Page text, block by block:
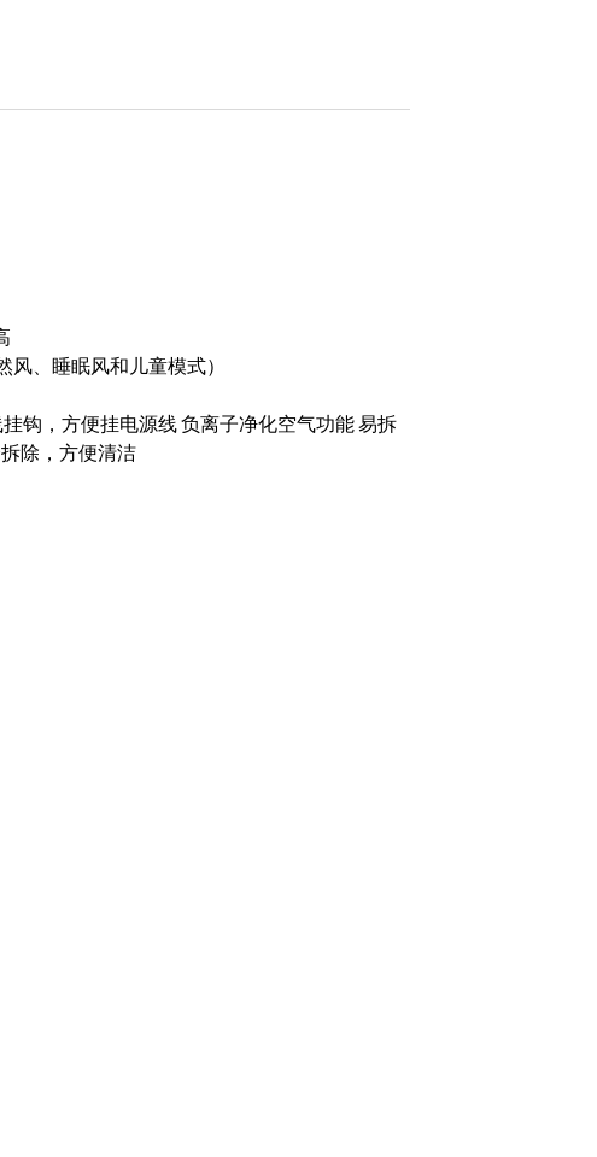
、睡眠风和儿童模式）
钩，方便挂电源线 负离子净化空气功能 易拆
除，方便清洁